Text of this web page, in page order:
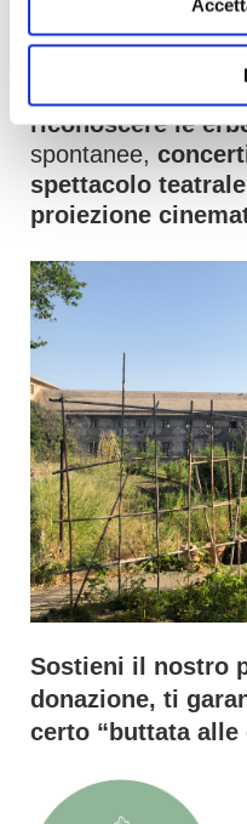
Serre di San
laboratori per
riconoscere le
spontanee,
spettacolo teatrale
proiezione
Sostieni il nostro
donazione, ti
certo “buttata alle